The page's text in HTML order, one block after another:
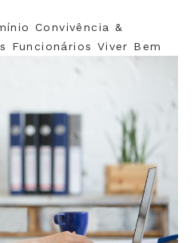
Convivência &
Funcionários Viver Bem